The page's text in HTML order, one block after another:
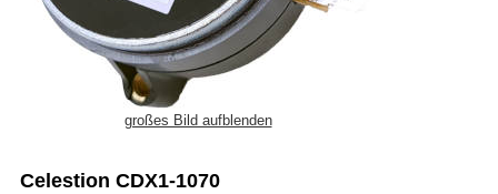
großes Bild aufblenden
Celestion CDX1-1070